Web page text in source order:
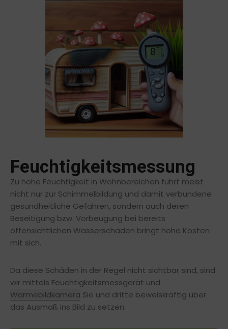
Feuchtigkeitsmessung
Zu hohe Feuchtigkeit in Wohnbereichen führt meist
nicht nur zur Schimmelbildung und damit verbundene
gesundheitliche Gefahren, sondern auch deren
Beseitigung bzw. Vorbeugung bei bereits
offensichtlichen Wasserschäden bringt hohe Kosten
mit sich.
Da diese Schäden in der Regel nicht sichtbar sind, sind
wir mittels Feuchtigkeitsmessgerät und
Wärmebildkamera Sie und dritte beweiskräftig über
das Ausmaß ins Bild zu setzen.